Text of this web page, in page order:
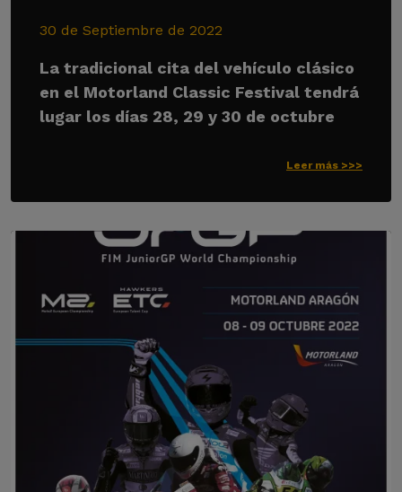
30 de Septiembre de 2022
La tradicional cita del vehículo clásico
en el Motorland Classic Festival tendrá
lugar los días 28, 29 y 30 de octubre
Leer más >>>